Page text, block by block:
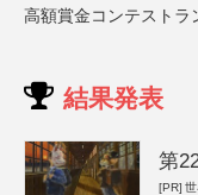
高額賞金コンテストラ
結果発表
第
[PR]